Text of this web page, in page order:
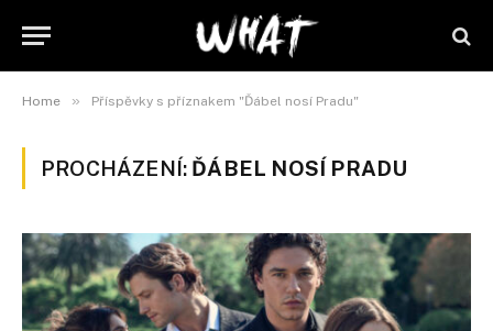
Home » Příspěvky s příznakem "Ďábel nosí Pradu"
PROCHÁZENÍ: ĎÁBEL NOSÍ PRADU